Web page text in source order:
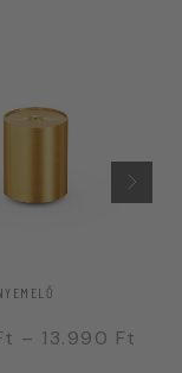
– 13.990 Ft